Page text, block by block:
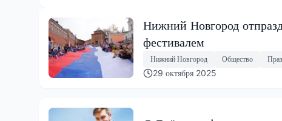
Нижний Новгород
фестивалем
Нижний Новгород Общество
29 октября 2025